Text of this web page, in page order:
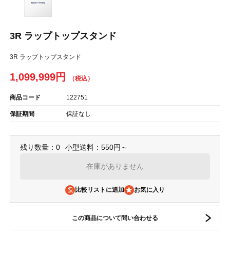
3R ラップトップスタンド
3R ラップトップスタンド
1,099,999円
商品コード 122751
保証期間 保証なし
残り数量：0 小型送料：550円～
在庫がありません
比較リストに追加
この商品について問い合わせる